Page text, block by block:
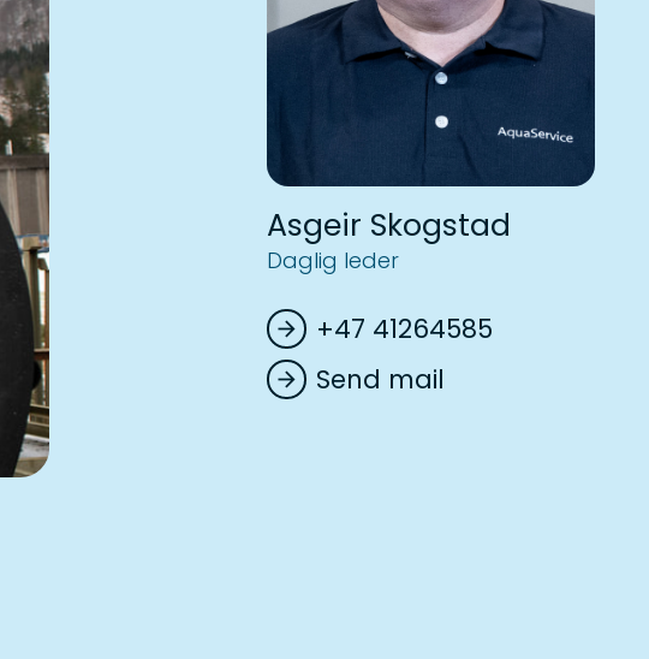
Asgeir Skogstad
Daglig leder
arrow_forward +47 41264585
arrow_forward Send mail